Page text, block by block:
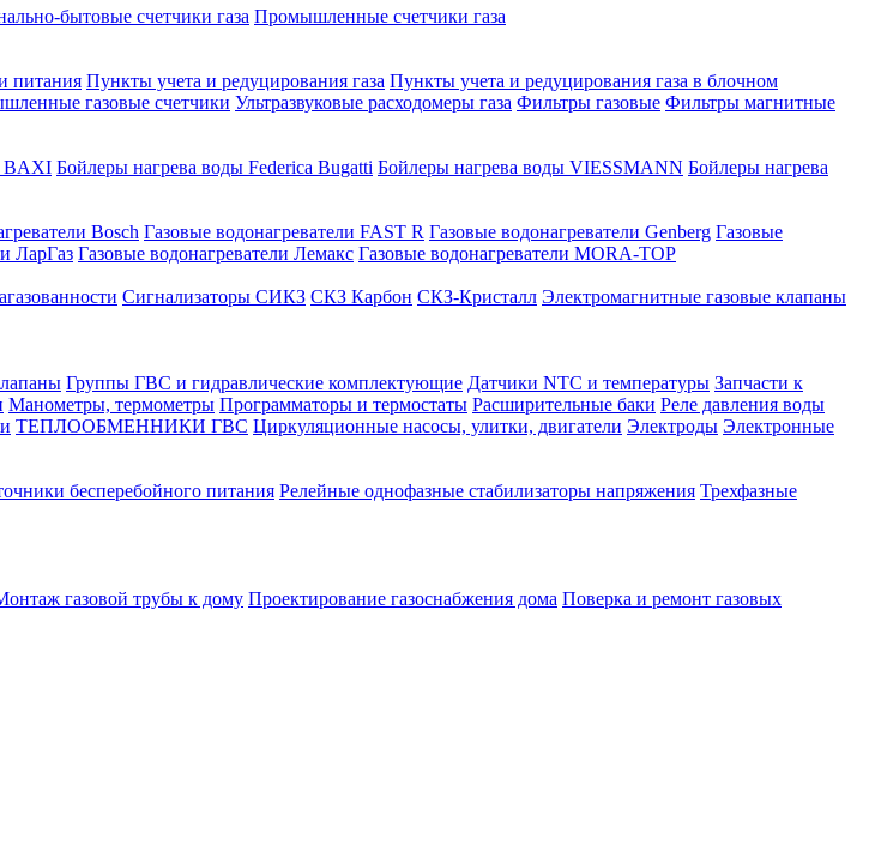
бытовые счетчики газа Промышленные счетчики газа
питания Пункты учета и редуцирования газа Пункты учета и редуцирования газа в блочном
газовые счетчики Ультразвуковые расходомеры газа Фильтры газовые Фильтры магнитные
BAXI Бойлеры нагрева воды Federica Bugatti Бойлеры нагрева воды VIESSMANN Бойлеры нагрева
Bosch Газовые водонагреватели FAST R Газовые водонагреватели Genberg Газовые
ЛарГаз Газовые водонагреватели Лемакс Газовые водонагреватели MORA-TOP
Сигнализаторы СИКЗ СКЗ Карбон СКЗ-Кристалл Электромагнитные газовые клапаны
Группы ГВС и гидравлические комплектующие Датчики NTC и температуры Запчасти к
Манометры, термометры Программаторы и термостаты Расширительные баки Реле давления воды
ТЕПЛООБМЕННИКИ ГВС Циркуляционные насосы, улитки, двигатели Электроды Электронные
бесперебойного питания Релейные однофазные стабилизаторы напряжения Трехфазные
газовой трубы к дому Проектирование газоснабжения дома Поверка и ремонт газовых